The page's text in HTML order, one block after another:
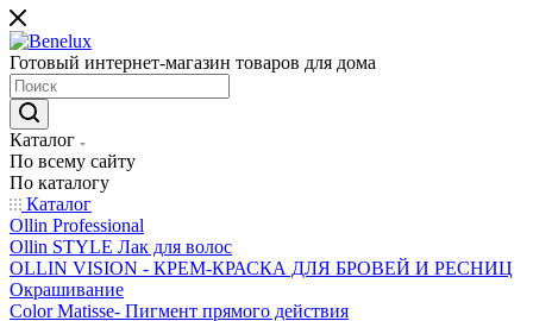
Готовый интернет-магазин товаров для дома
Каталог
По всему сайту
По каталогу
Каталог
Ollin Professional
Ollin STYLE Лак для волос
OLLIN VISION - КРЕМ-КРАСКА ДЛЯ БРОВЕЙ И РЕСНИЦ
Окрашивание
Color Matisse- Пигмент прямого действия